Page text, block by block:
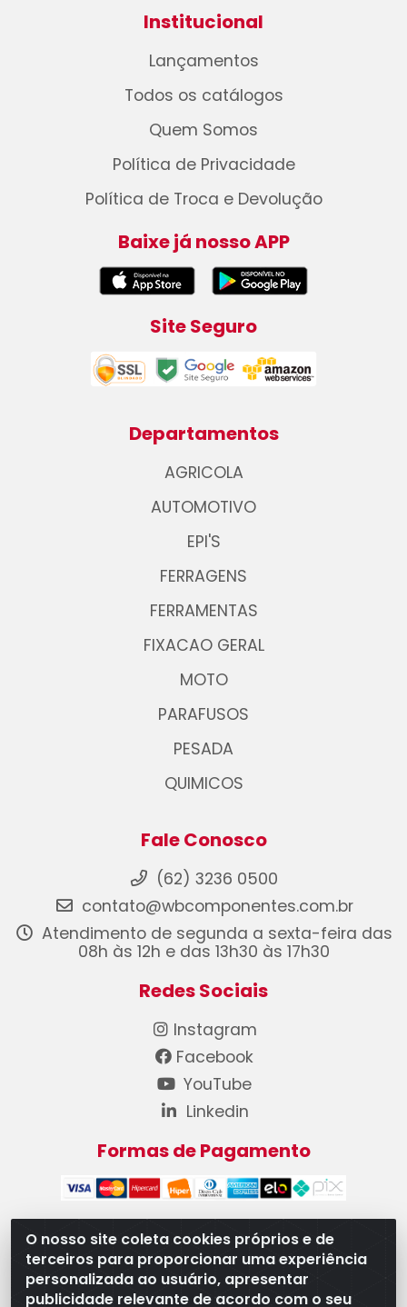
O nosso site coleta cookies próprios e de
terceiros para proporcionar uma experiência
personalizada ao usuário, apresentar
publicidade relevante de acordo com o seu
Institucional
Lançamentos
Todos os catálogos
Quem Somos
Política de Privacidade
Política de Troca e Devolução
Baixe já nosso APP
Site Seguro
Departamentos
AGRICOLA
AUTOMOTIVO
EPI'S
FERRAGENS
FERRAMENTAS
FIXACAO GERAL
MOTO
PARAFUSOS
PESADA
QUIMICOS
Fale Conosco
(62) 3236 0500
contato@wbcomponentes.com.br
Atendimento de segunda a sexta-feira das
08h às 12h e das 13h30 às 17h30
Redes Sociais
Instagram
Facebook
YouTube
Linkedin
Formas de Pagamento
WB Componentes Automotivos LTDA - CNPJ
08.528.393/0001-12 - Rua do Níquel, 667 - Parque
Oeste Industrial, Goiânia/GO - CEP 74375-660